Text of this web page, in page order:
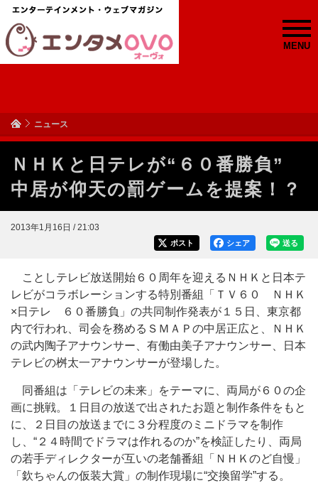
MENU
ニュース
ＮＨＫと日テレが“６０番勝負”
中居が仰天の罰ゲームを提案！？
2013年1月16日 / 21:03
送る
シェア
ポスト
ことしテレビ放送開始６０周年を迎えるＮＨＫと日本テ
レビがコラボレーションする特別番組「ＴＶ６０ ＮＨＫ
×日テレ ６０番勝負」の共同制作発表が１５日、東京都
内で行われ、司会を務めるＳＭＡＰの中居正広と、ＮＨＫ
の武内陶子アナウンサー、有働由美子アナウンサー、日本
テレビの桝太一アナウンサーが登場した。
同番組は「テレビの未来」をテーマに、両局が６０の企
画に挑戦。１日目の放送で出されたお題と制作条件をもと
に、２日目の放送までに３分程度のミニドラマを制作
し、“２４時間でドラマは作れるのか”を検証したり、両局
の若手ディレクターが互いの老舗番組「ＮＨＫのど自慢」
「欽ちゃんの仮装大賞」の制作現場に“交換留学”する。